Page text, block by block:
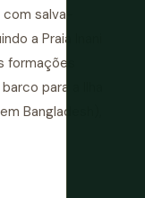
salva-
a Praia Inani
para a Ilha
Bangladesh),